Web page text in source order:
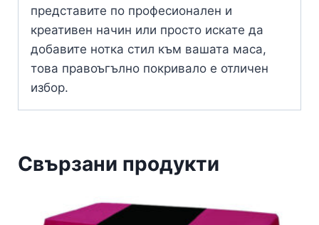
представите по професионален и
креативен начин или просто искате да
добавите нотка стил към вашата маса,
това правоъгълно покривало е отличен
избор.
Свързани продукти